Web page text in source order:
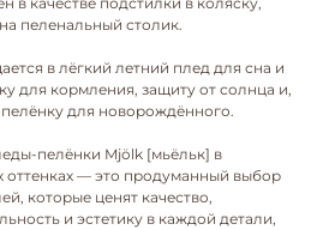
пеленальный столик.
в лёгкий летний плед для сна и
для кормления, защиту от солнца и,
для новорождённого.
пелёнки Mjölk [мьёльк] в
оттенках — это продуманный выбор
которые ценят качество,
и эстетику в каждой детали,